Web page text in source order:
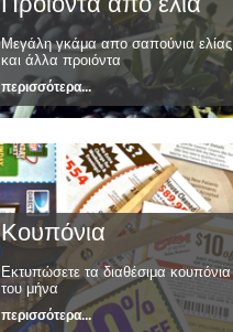
Μεγάλη γκάμα απο σαπούνια ελίας
και άλλα προιόντα
περισσότερα...
Κουπόνια
Εκτυπώσετε τα διαθέσιμα κουπόνια
του μήνα
περισσότερα...